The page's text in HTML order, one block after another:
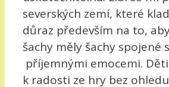
severských zemí, které
důraz především na to,
šachy měly šachy spojené
příjemnými emocemi.
k radosti ze hry bez